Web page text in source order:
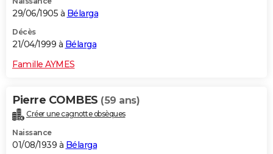
29/06/1905 à Bélarga
Décès
21/04/1999 à Bélarga
Famille AYMES
Pierre COMBES (59 ans)
Créer une cagnotte obsèques
Naissance
01/08/1939 à Bélarga